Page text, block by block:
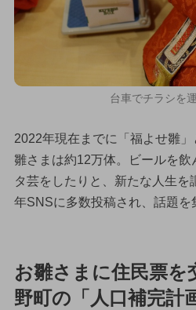
台車でチラシを
2022年現在までに「福よせ雛
雛さまは約12万体。ビールを飲
タ芸をしたりと、新たな人生を
年SNSに多数投稿され、話題を
お雛さまに住民票
野町の「人口補完計